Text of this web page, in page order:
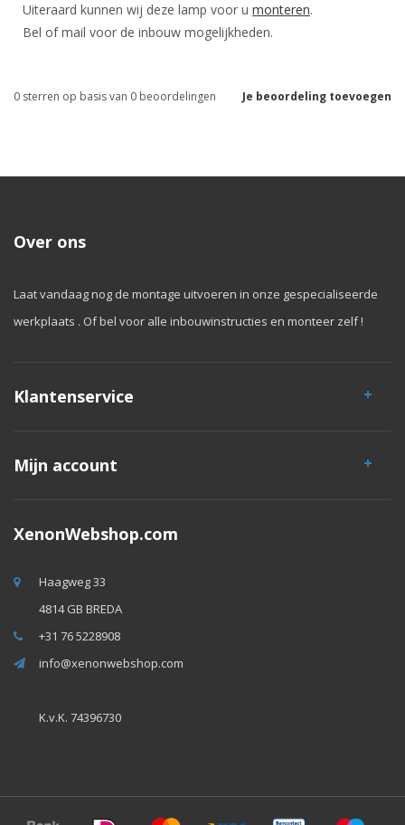
Uiteraard kunnen wij deze lamp voor u monteren.
Bel of mail voor de inbouw mogelijkheden.
Je beoordeling toevoegen
0 sterren op basis van 0 beoordelingen
Over ons
Laat vandaag nog de montage uitvoeren in onze gespecialiseerde
werkplaats . Of bel voor alle inbouwinstructies en monteer zelf !
Klantenservice
Mijn account
XenonWebshop.com
Haagweg 33
4814 GB BREDA
+31 76 5228908
info@xenonwebshop.com
K.v.K. 74396730